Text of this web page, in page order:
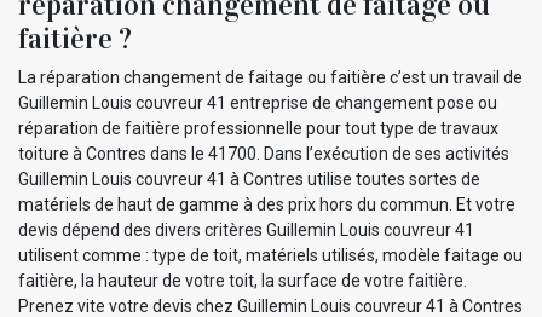
faitière ?
La réparation changement de faitage ou faitière c’est un travail de
Guillemin Louis couvreur 41 entreprise de changement pose ou
réparation de faitière professionnelle pour tout type de travaux
toiture à Contres dans le 41700. Dans l’exécution de ses activités
Guillemin Louis couvreur 41 à Contres utilise toutes sortes de
matériels de haut de gamme à des prix hors du commun. Et votre
devis dépend des divers critères Guillemin Louis couvreur 41
utilisent comme : type de toit, matériels utilisés, modèle faitage ou
faitière, la hauteur de votre toit, la surface de votre faitière.
Prenez vite votre devis chez Guillemin Louis couvreur 41 à Contres